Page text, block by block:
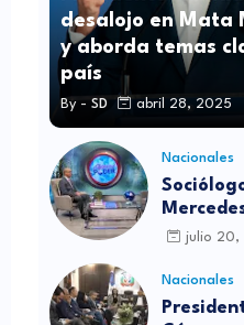
desalojo en Mata
y aborda temas
país
By - SD abril 28, 2025
Nacionales
estájulio 20,
Nacionales